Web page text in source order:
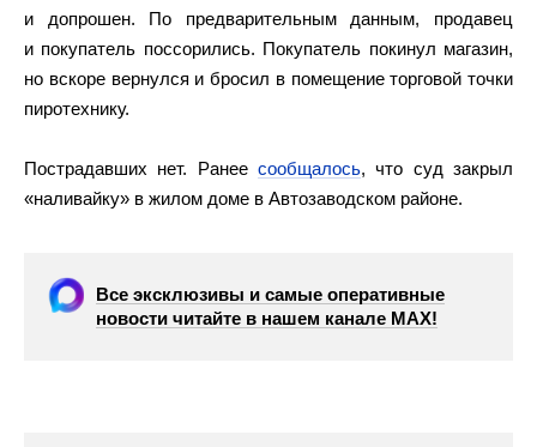
и допрошен. По предварительным данным, продавец
и покупатель поссорились. Покупатель покинул магазин,
но вскоре вернулся и бросил в помещение торговой точки
пиротехнику.
Пострадавших нет. Ранее сообщалось, что суд закрыл
«наливайку» в жилом доме в Автозаводском районе.
Все эксклюзивы и самые оперативные
новости читайте в нашем канале МАХ!